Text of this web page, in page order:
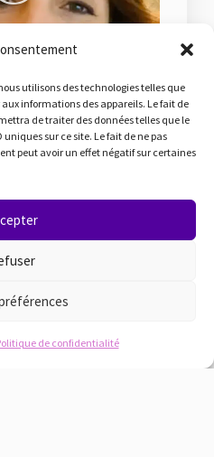
utilisons des technologies telles que
informations des appareils. Le fait de
de traiter des données telles que le
sur ce site. Le fait de ne pas
peut avoir un effet négatif sur certaines
de confidentialité